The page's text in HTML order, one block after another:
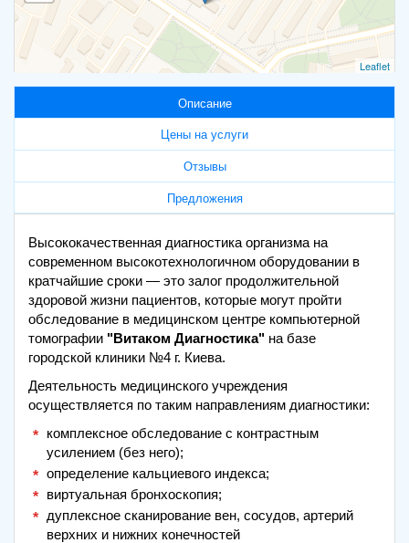
Leaflet
Описание
Цены на услуги
Отзывы
Предложения
Высококачественная диагностика организма на
современном высокотехнологичном оборудовании в
кратчайшие сроки — это залог продолжительной
здоровой жизни пациентов, которые могут пройти
обследование в медицинском центре компьютерной
томографии "Витаком Диагностика" на базе
городской клиники №4 г. Киева.
Деятельность медицинского учреждения
осуществляется по таким направлениям диагностики:
комплексное обследование с контрастным
усилением (без него);
определение кальциевого индекса;
виртуальная бронхоскопия;
дуплексное сканирование вен, сосудов, артерий
верхних и нижних конечностей